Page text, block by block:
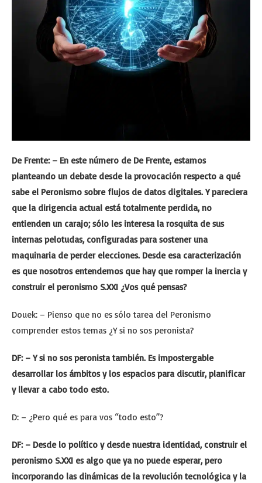
De Frente: – En este número de De Frente, estamos
planteando un debate desde la provocación respecto a qué
sabe el Peronismo sobre flujos de datos digitales. Y pareciera
que la dirigencia actual está totalmente perdida, no
entienden un carajo; sólo les interesa la rosquita de sus
internas pelotudas, configuradas para sostener una
maquinaria de perder elecciones. Desde esa caracterización
es que nosotros entendemos que hay que romper la inercia y
construir el peronismo S.XXI ¿Vos qué pensas?
Douek: – Pienso que no es sólo tarea del Peronismo
comprender estos temas ¿Y si no sos peronista?
DF: – Y si no sos peronista también. Es impostergable
desarrollar los ámbitos y los espacios para discutir, planificar
y llevar a cabo todo esto.
D: – ¿Pero qué es para vos “todo esto”?
DF: – Desde lo político y desde nuestra identidad, construir el
peronismo S.XXI es algo que ya no puede esperar, pero
incorporando las dinámicas de la revolución tecnológica y la